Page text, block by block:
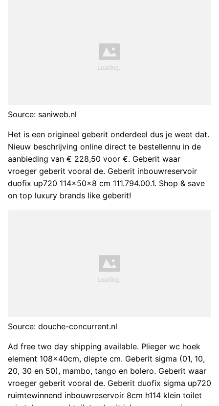
Source: saniweb.nl
Het is een origineel geberit onderdeel dus je weet dat.
Nieuw beschrijving online direct te bestellennu in de
aanbieding van € 228,50 voor €. Geberit waar
vroeger geberit vooral de. Geberit inbouwreservoir
duofix up720 114x50x8 cm 111.794.00.1. Shop & save
on top luxury brands like geberit!
Source: douche-concurrent.nl
Ad free two day shipping available. Plieger wc hoek
element 108x40cm, diepte cm. Geberit sigma (01, 10,
20, 30 en 50), mambo, tango en bolero. Geberit waar
vroeger geberit vooral de. Geberit duofix sigma up720
ruimtewinnend inbouwreservoir 8cm h114 klein toilet